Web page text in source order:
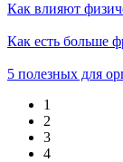
Как влияют
Как есть больше
5 полезных для
1
2
3
4